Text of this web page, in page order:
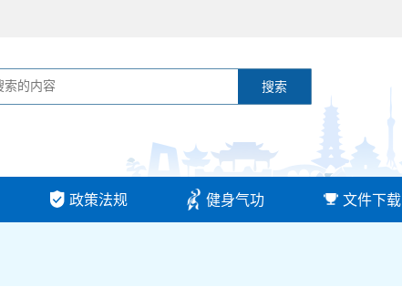
搜索
政策法规 健身气功 文件下载